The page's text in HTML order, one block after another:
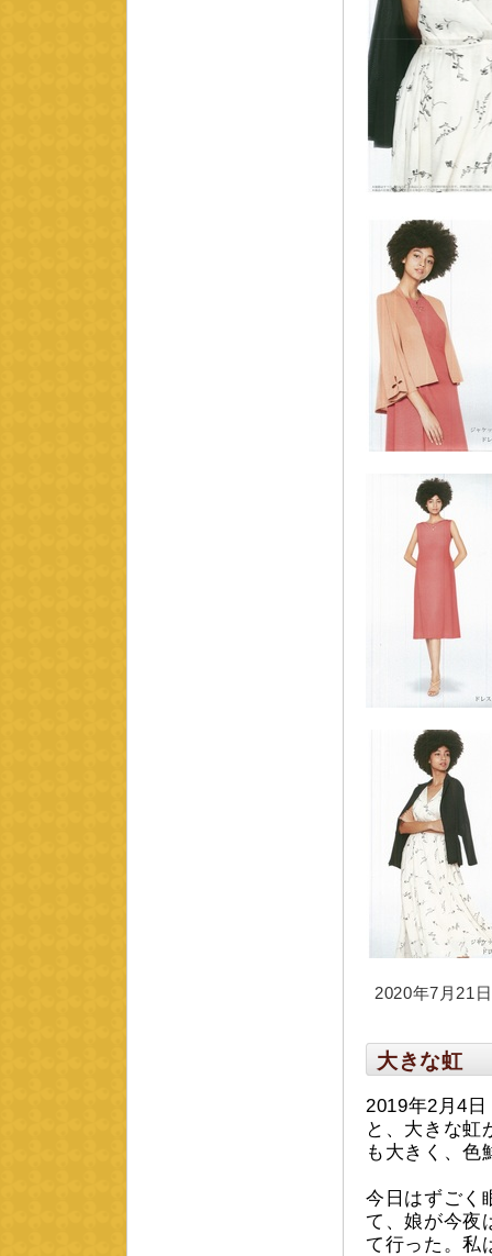
2020年7月21
大きな虹
2019年2月4
と、大きな虹
も大きく、色
今日はずごく
て、娘が今夜
て行った。私